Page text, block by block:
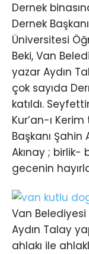
Dernek
Dernek
Üniversitesi
Beki, Van
yazar Aydın
çok sayıda
katıldı.
Kur’an-ı
Başkanı Şahin
Akınay ; birlik-
gecenin
Van Belediyesi
Aydın Talay
ahlakı ile